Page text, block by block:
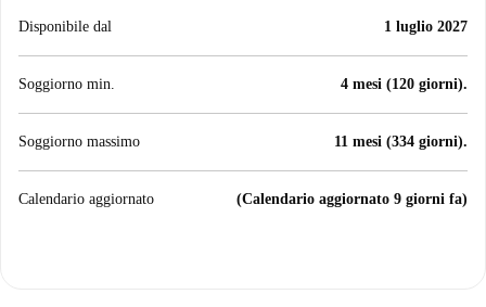
Disponibile dal 1 luglio 2027
Soggiorno min. 4 mesi (120 giorni).
Soggiorno massimo 11 mesi (334 giorni).
Calendario aggiornato (Calendario aggiornato 9 giorni fa)